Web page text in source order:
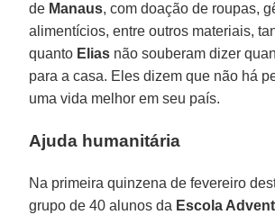
de Manaus, com doação de roupas,
alimentícios, entre outros materiais,
quanto Elias não souberam dizer
para a casa. Eles dizem que não há
uma vida melhor em seu país.
Ajuda humanitária
Na primeira quinzena de fevereiro
grupo de 40 alunos da Escola